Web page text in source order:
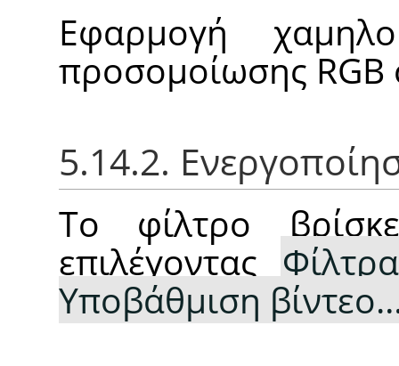
Εφαρμογή
προσομοίωσης RGB
5.14.2.
Το φίλτρο
επιλέγοντας Φίλτρα
Υποβάθμιση